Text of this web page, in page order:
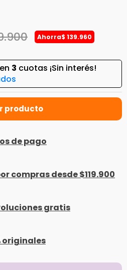
.900 Ahorra$ 139.960
3 cuotas ¡Sin interés!
de pago
compras desde $119.900
gratis
originales